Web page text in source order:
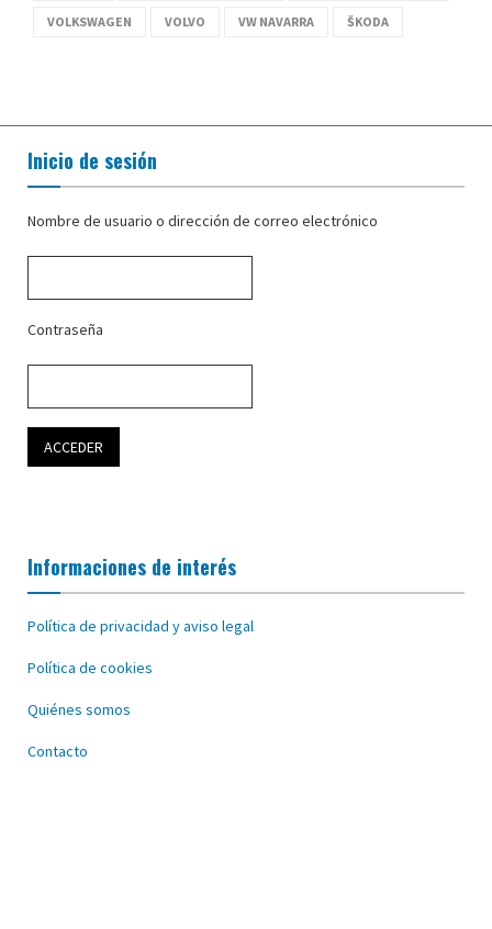
VOLKSWAGEN VOLVO VW NAVARRA ŠKODA
Inicio de sesión
Nombre de usuario o dirección de correo electrónico
Contraseña
Informaciones de interés
Política de privacidad y aviso legal
Política de cookies
Quiénes somos
Contacto